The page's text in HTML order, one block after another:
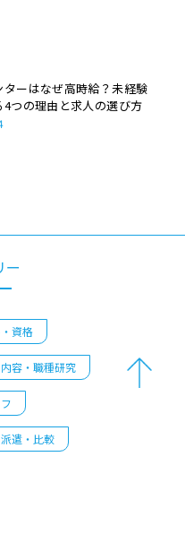
ターはなぜ高時給？未経験
4つの理由と求人の選び方
ー
資格
容・職種研究
派遣・比較